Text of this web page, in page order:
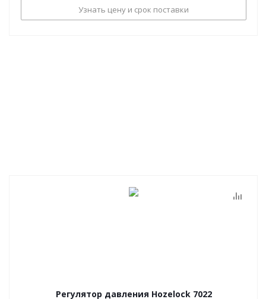
Узнать цену и срок поставки
Регулятор давления Hozelock 7022